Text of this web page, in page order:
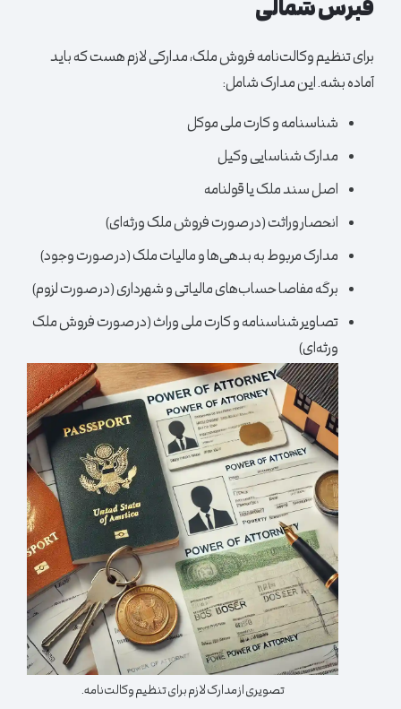
قبرس شمالی
برای تنظیم وکالت‌نامه فروش ملک، مدارکی لازم هست که باید
آماده بشه. این مدارک شامل:
شناسنامه و کارت ملی موکل
مدارک شناسایی وکیل
اصل سند ملک یا قولنامه
انحصار وراثت (در صورت فروش ملک ورثه‌ای)
مدارک مربوط به بدهی‌ها و مالیات ملک (در صورت وجود)
برگه مفاصا حساب‌های مالیاتی و شهرداری (در صورت لزوم)
تصاویر شناسنامه و کارت ملی وراث (در صورت فروش ملک
ورثه‌ای)
تصویری از مدارک لازم برای تنظیم وکالت‌نامه.